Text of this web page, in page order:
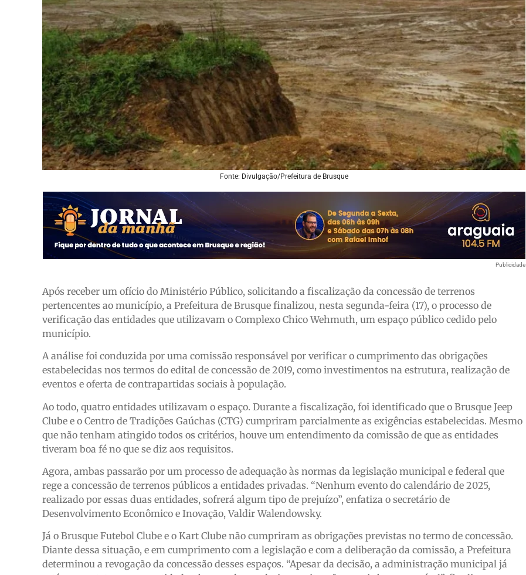
Fonte: Divulgação/Prefeitura de Brusque
Publicidade
Após receber um ofício do Ministério Público, solicitando a fiscalização da concessão de terrenos
pertencentes ao município, a Prefeitura de Brusque finalizou, nesta segunda-feira (17), o processo de
verificação das entidades que utilizavam o Complexo Chico Wehmuth, um espaço público cedido pelo
município.
A análise foi conduzida por uma comissão responsável por verificar o cumprimento das obrigações
estabelecidas nos termos do edital de concessão de 2019, como investimentos na estrutura, realização de
eventos e oferta de contrapartidas sociais à população.
Ao todo, quatro entidades utilizavam o espaço. Durante a fiscalização, foi identificado que o Brusque Jeep
Clube e o Centro de Tradições Gaúchas (CTG) cumpriram parcialmente as exigências estabelecidas. Mesmo
que não tenham atingido todos os critérios, houve um entendimento da comissão de que as entidades
tiveram boa fé no que se diz aos requisitos.
Agora, ambas passarão por um processo de adequação às normas da legislação municipal e federal que
rege a concessão de terrenos públicos a entidades privadas. “Nenhum evento do calendário de 2025,
realizado por essas duas entidades, sofrerá algum tipo de prejuízo”, enfatiza o secretário de
Desenvolvimento Econômico e Inovação, Valdir Walendowsky.
Já o Brusque Futebol Clube e o Kart Clube não cumpriram as obrigações previstas no termo de concessão.
Diante dessa situação, e em cumprimento com a legislação e com a deliberação da comissão, a Prefeitura
determinou a revogação da concessão desses espaços. “Apesar da decisão, a administração municipal já